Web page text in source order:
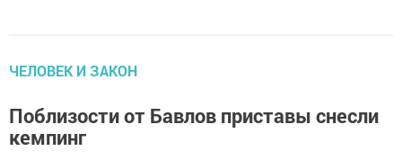
ЧЕЛОВЕК И ЗАКОН
Поблизости от Бавлов приставы снесли
кемпинг